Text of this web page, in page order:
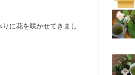
に花を咲かせてきまし